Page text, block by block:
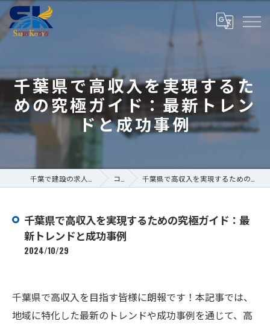
千葉県で高収入を実現するた
めの究極ガイド：最新トレン
ドと成功事例
コラム 千葉県で高収入を実現するための究極ガイド：最新トレンドと成功事例
千葉県で高収入を実現するための究極ガイド：最
新トレンドと成功事例
2024/10/29
千葉県で高収入を目指す皆様に朗報です！本記事では、
地域に特化した最新のトレンドや成功事例を通じて、高